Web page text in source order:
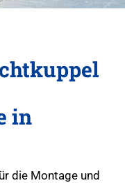
in
die Montage und